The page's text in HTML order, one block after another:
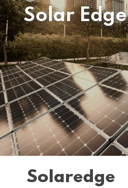
Solar Edge
Solaredge